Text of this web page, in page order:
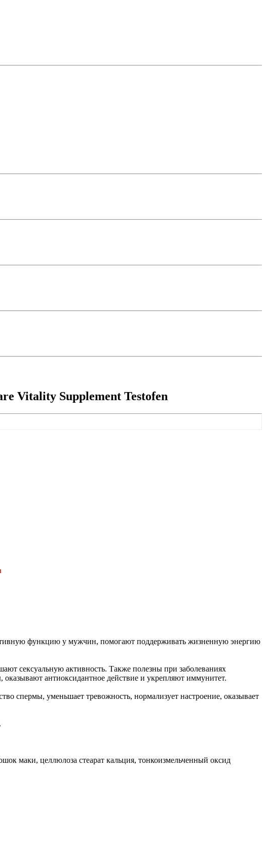
Vitality Supplement Testofen
функцию у мужчин, помогают поддерживать жизненную энергию
сексуальную активность. Также полезны при заболеваниях
антиоксидантное действие и укрепляют иммунитет.
спермы, уменьшает тревожность, нормализует настроение, оказывает
маки, целлюлоза стеарат кальция, тонкоизмельченный оксид